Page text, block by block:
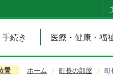
続き 医療・健康・福
置 ホーム 町長の部屋 町